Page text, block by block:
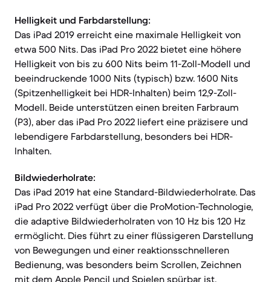
Helligkeit und Farbdarstellung:
Das iPad 2019 erreicht eine maximale Helligkeit von
etwa 500 Nits. Das iPad Pro 2022 bietet eine höhere
Helligkeit von bis zu 600 Nits beim 11-Zoll-Modell und
beeindruckende 1000 Nits (typisch) bzw. 1600 Nits
(Spitzenhelligkeit bei HDR-Inhalten) beim 12,9-Zoll-
Modell. Beide unterstützen einen breiten Farbraum
(P3), aber das iPad Pro 2022 liefert eine präzisere und
lebendigere Farbdarstellung, besonders bei HDR-
Inhalten.
Bildwiederholrate:
Das iPad 2019 hat eine Standard-Bildwiederholrate. Das
iPad Pro 2022 verfügt über die ProMotion-Technologie,
die adaptive Bildwiederholraten von 10 Hz bis 120 Hz
ermöglicht. Dies führt zu einer flüssigeren Darstellung
von Bewegungen und einer reaktionsschnelleren
Bedienung, was besonders beim Scrollen, Zeichnen
mit dem Apple Pencil und Spielen spürbar ist.